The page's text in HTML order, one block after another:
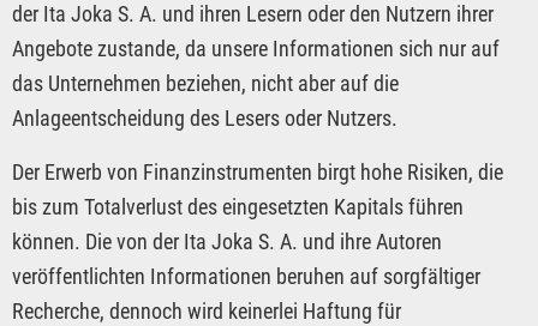
der Ita Joka S. A. und ihren Lesern oder den Nutzern ihrer
Angebote zustande, da unsere Informationen sich nur auf
das Unternehmen beziehen, nicht aber auf die
Anlageentscheidung des Lesers oder Nutzers.
Der Erwerb von Finanzinstrumenten birgt hohe Risiken, die
bis zum Totalverlust des eingesetzten Kapitals führen
können. Die von der Ita Joka S. A. und ihre Autoren
veröffentlichten Informationen beruhen auf sorgfältiger
Recherche, dennoch wird keinerlei Haftung für